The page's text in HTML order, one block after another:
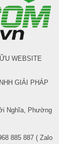
WEBSITE
GIẢI PHÁP
Nghĩa, Phường
885 887 ( Zalo